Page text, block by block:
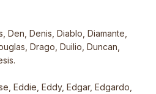
Den, Denis, Diablo, Diamante,
Drago, Duilio, Duncan,
Eddie, Eddy, Edgar, Edgardo,